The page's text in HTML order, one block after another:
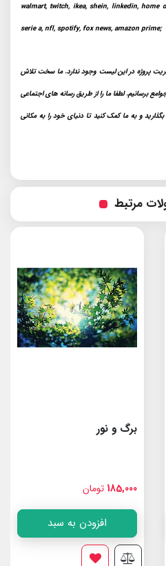
walmart, twitch, ikea, shein, linkedin, home
serie a, nfl, spotify, fox news, amazon prime;
پروژه در این لیست وجود ندارد. ما سخت تلاش
برسانیم. لطفا ما را از طریق رسانه های اجتماعی
بگذارید و به ما کمک کنید تا دنیای خود را به مکانی
مرتبط
برگ و نور
185,000 تومان
افزودن به سبد